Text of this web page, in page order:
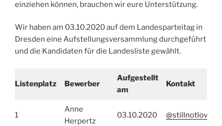
einziehen können, brauchen wir eure Unterstützung.
Wir haben am 03.10.2020 auf dem Landesparteitag in
Dresden eine Aufstellungsversammlung durchgeführt
und die Kandidaten für die Landesliste gewählt.
Listenplatz Bewerber
Aufgestellt
am
Kontakt
1
Anne
Herpertz
03.10.2020 @stillnotlovin